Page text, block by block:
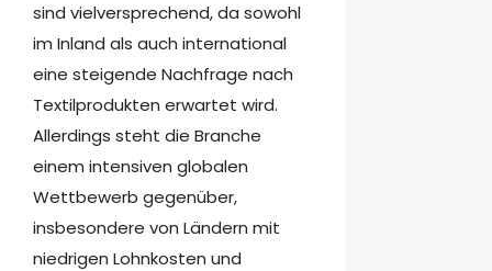
sind vielversprechend, da sowohl
im Inland als auch international
eine steigende Nachfrage nach
Textilprodukten erwartet wird.
Allerdings steht die Branche
einem intensiven globalen
Wettbewerb gegenüber,
insbesondere von Ländern mit
niedrigen Lohnkosten und